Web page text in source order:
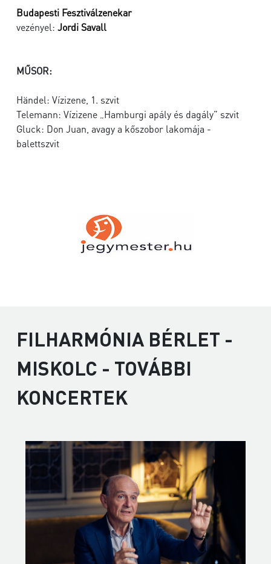
Budapesti Fesztiválzenekar
vezényel: Jordi Savall
MŰSOR:
Händel: Vízizene, 1. szvit
Telemann: Vízizene „Hamburgi apály és dagály” szvit
Gluck: Don Juan, avagy a kőszobor lakomája -
balettszvit
FILHARMÓNIA BÉRLET -
MISKOLC - TOVÁBBI
KONCERTEK